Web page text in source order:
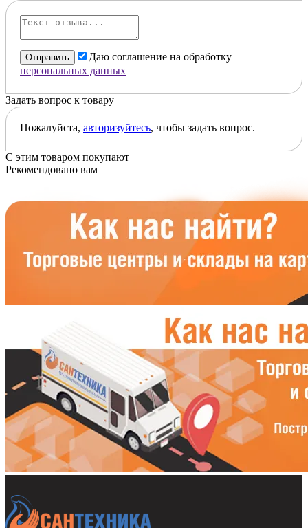
Отправить
Даю соглашение на обработку
персональных данных
Задать вопрос к товару
Пожалуйста, авторизуйтесь, чтобы задать вопрос.
С этим товаром покупают
Рекомендовано вам